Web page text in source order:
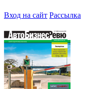
Вход на сайт Рассылка